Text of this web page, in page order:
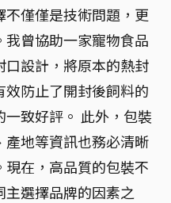
僅僅是技術問題，更
曾協助一家寵物食品
設計，將原本的熱封
防止了開封後飼料的
致好評。 此外，包裝
產地等資訊也務必清晰
在，高品質的包裝不
選擇品牌的因素之